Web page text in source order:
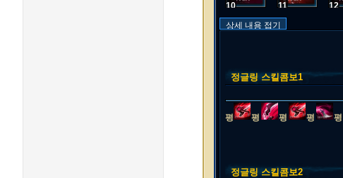
10 11 12
상세 내용 접기
정글링 스킬콤보1
평 평 평 평 평
정글링 스킬콤보2